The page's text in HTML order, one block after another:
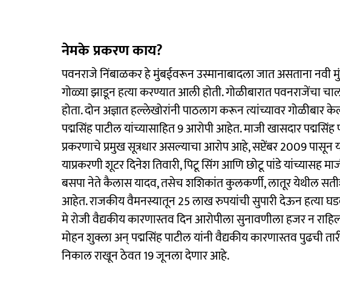
नेमके प्रकरण काय?
पवनराजे निंबाळकर हे मुंबईवरून उस्मानाबादला जात असताना नवी
गोळ्या झाडून हत्या करण्यात आली होती. गोळीबारात पवनराजेंचा
होता. दोन अज्ञात हल्लेखोरांनी पाठलाग करून त्यांच्यावर गोळीबार
पद्मसिंह पाटील यांच्यासाहित 9 आरोपी आहेत. माजी खासदार
प्रकरणाचे प्रमुख सूत्रधार असल्याचा आरोप आहे, सप्टेंबर 2009 पासून
याप्रकरणी शूटर दिनेश तिवारी, पिटू सिंग आणि छोटू पांडे यांच्यासह
बसपा नेते कैलास यादव, तसेच शशिकांत कुलकर्णी, लातूर येथील
आहेत. राजकीय वैमनस्यातून 25 लाख रुपयांची सुपारी देऊन हत्या
मे रोजी वैद्यकीय कारणास्तव दिन आरोपीला सुनावणीला हजर न
मोहन शुक्ला अन् पद्मसिंह पाटील यांनी वैद्यकीय कारणास्तव पुढची
निकाल राखून ठेवत 19 जूनला देणार आहे.